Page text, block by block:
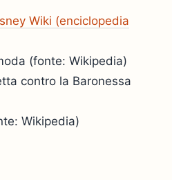
Wiki (enciclopedia
(fonte: Wikipedia)
contro la Baronessa
Wikipedia)